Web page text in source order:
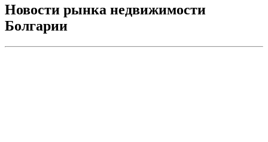
Новости рынка недвижимости
Болгарии